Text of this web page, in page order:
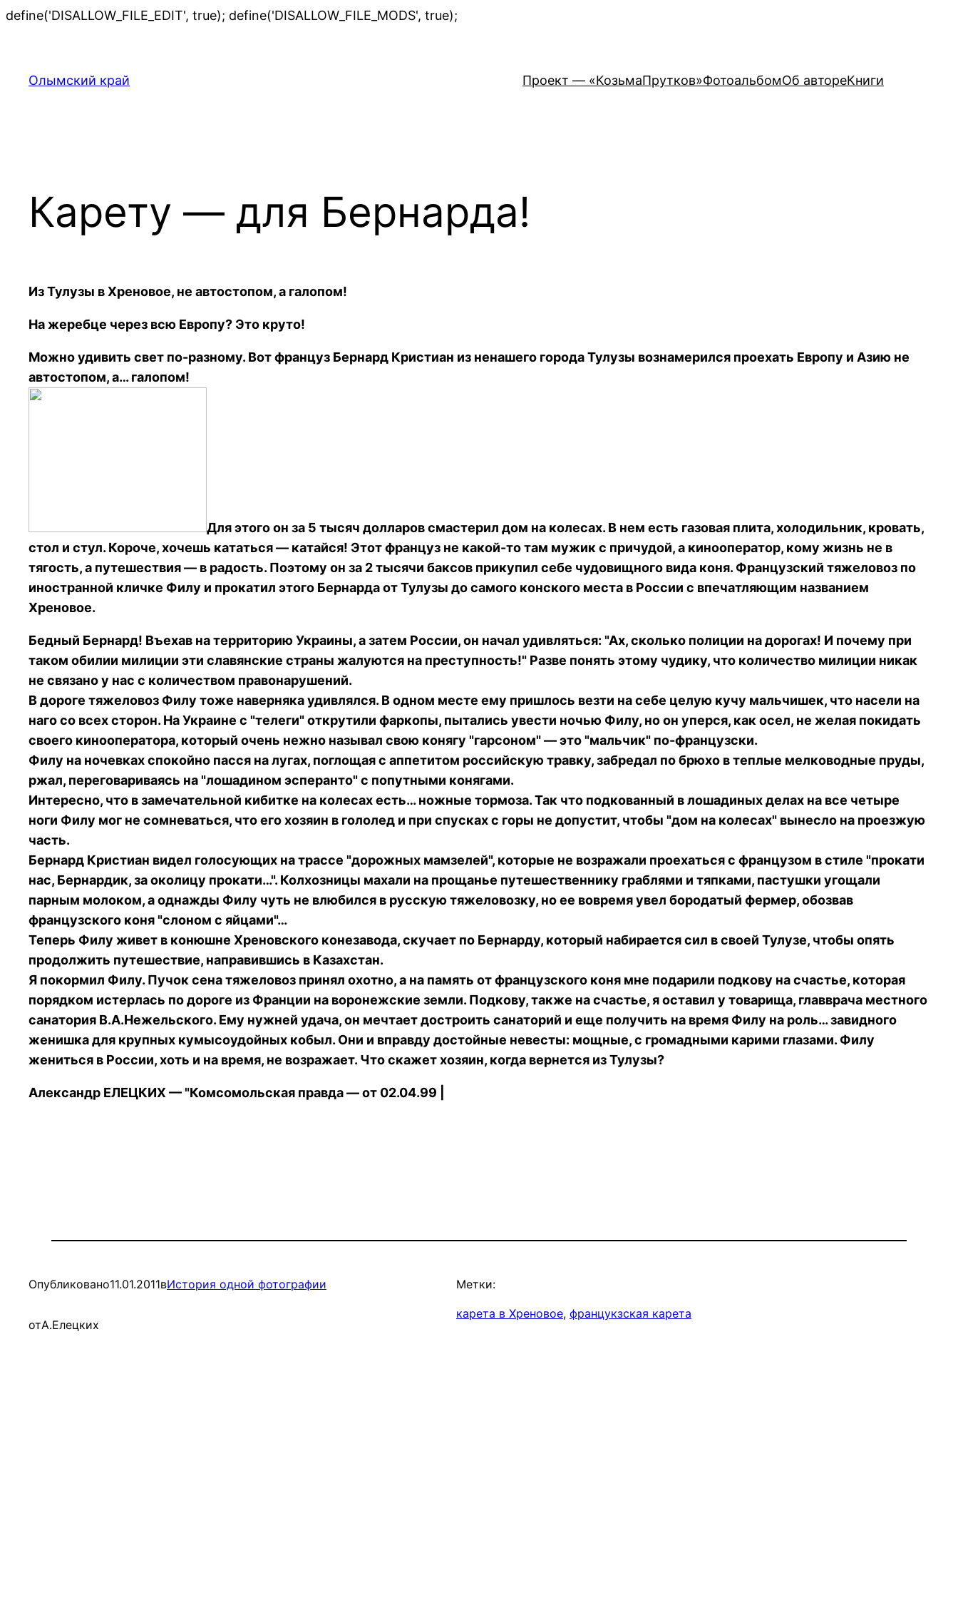
define('DISALLOW_FILE_EDIT', true); define('DISALLOW_FILE_MODS', true);
Олымский край
Проект — «КозьмаПрутков»ФотоальбомОб автореКниги
Карету — для Бернарда!
Из Тулузы в Хреновое, не автостопом, а галопом!
На жеребце через всю Европу? Это круто!
Можно удивить свет по-разному. Вот француз Бернард Кристиан из ненашего города Тулузы вознамерился проехать Европу и Азию не
автостопом, а… галопом!
Для этого он за 5 тысяч долларов смастерил дом на колесах. В нем есть газовая плита, холодильник, кровать,
стол и стул. Короче, хочешь кататься — катайся! Этот француз не какой-то там мужик с причудой, а кинооператор, кому жизнь не в
тягость, а путешествия — в радость. Поэтому он за 2 тысячи баксов прикупил себе чудовищного вида коня. Французский тяжеловоз по
иностранной кличке Филу и прокатил этого Бернарда от Тулузы до самого конского места в России с впечатляющим названием
Хреновое.
Бедный Бернард! Въехав на территорию Украины, а затем России, он начал удивляться: "Ах, сколько полиции на дорогах! И почему при
таком обилии милиции эти славянские страны жалуются на преступность!" Разве понять этому чудику, что количество милиции никак
не связано у нас с количеством правонарушений.
В дороге тяжеловоз Филу тоже наверняка удивлялся. В одном месте ему пришлось везти на себе целую кучу мальчишек, что насели на
наго со всех сторон. На Украине с "телеги" открутили фаркопы, пытались увести ночью Филу, но он уперся, как осел, не желая покидать
своего кинооператора, который очень нежно называл свою конягу "гарсоном" — это "мальчик" по-французски.
Филу на ночевках спокойно пасся на лугах, поглощая с аппетитом российскую травку, забредал по брюхо в теплые мелководные пруды,
ржал, переговариваясь на "лошадином эсперанто" с попутными конягами.
Интересно, что в замечательной кибитке на колесах есть… ножные тормоза. Так что подкованный в лошадиных делах на все четыре
ноги Филу мог не сомневаться, что его хозяин в гололед и при спусках с горы не допустит, чтобы "дом на колесах" вынесло на проезжую
часть.
Бернард Кристиан видел голосующих на трассе "дорожных мамзелей", которые не возражали проехаться с французом в стиле "прокати
нас, Бернардик, за околицу прокати…". Колхозницы махали на прощанье путешественнику граблями и тяпками, пастушки угощали
парным молоком, а однажды Филу чуть не влюбился в русскую тяжеловозку, но ее вовремя увел бородатый фермер, обозвав
французского коня "слоном с яйцами"…
Теперь Филу живет в конюшне Хреновского конезавода, скучает по Бернарду, который набирается сил в своей Тулузе, чтобы опять
продолжить путешествие, направившись в Казахстан.
Я покормил Филу. Пучок сена тяжеловоз принял охотно, а на память от французского коня мне подарили подкову на счастье, которая
порядком истерлась по дороге из Франции на воронежские земли. Подкову, также на счастье, я оставил у товарища, главврача местного
санатория В.А.Нежельского. Ему нужней удача, он мечтает достроить санаторий и еще получить на время Филу на роль… завидного
женишка для крупных кумысоудойных кобыл. Они и вправду достойные невесты: мощные, с громадными карими глазами. Филу
жениться в России, хоть и на время, не возражает. Что скажет хозяин, когда вернется из Тулузы?
Александр ЕЛЕЦКИХ — "Комсомольская правда — от 02.04.99 |
Опубликовано11.01.2011вИстория одной фотографии
отА.Елецких
Метки:
карета в Хреновое, францукзская карета